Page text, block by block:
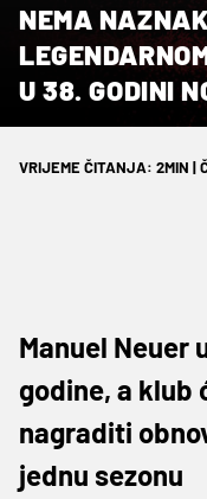
NEMA
U 38. GODINI
VRIJEME ČITANJA: 2MIN |
Manuel Neuer
godine, a klub
nagraditi
jednu sezonu